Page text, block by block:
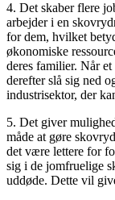
4. Det skaber flere
arbejder i en
for dem, hvilket
økonomiske
deres familier. Når
derefter slå sig ned
industrisektor, der
5. Det giver
måde at gøre
det være lettere for
sig i de jomfruelige
uddøde. Dette vil